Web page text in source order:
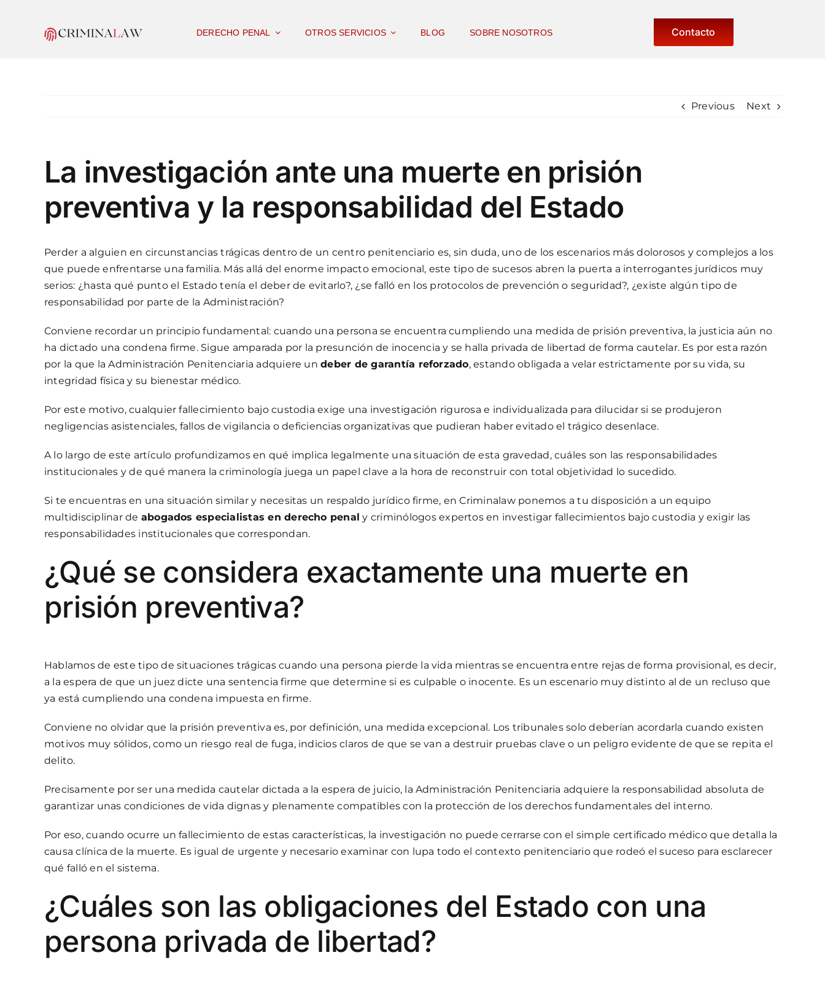
DERECHO PENAL OTROS SERVICIOS BLOG SOBRE NOSOTROS Contacto
Previous Next
La investigación ante una muerte en prisión
preventiva y la responsabilidad del Estado
Perder a alguien en circunstancias trágicas dentro de un centro penitenciario es, sin duda, uno de los escenarios más dolorosos y complejos a los
que puede enfrentarse una familia. Más allá del enorme impacto emocional, este tipo de sucesos abren la puerta a interrogantes jurídicos muy
serios: ¿hasta qué punto el Estado tenía el deber de evitarlo?, ¿se falló en los protocolos de prevención o seguridad?, ¿existe algún tipo de
responsabilidad por parte de la Administración?
Conviene recordar un principio fundamental: cuando una persona se encuentra cumpliendo una medida de prisión preventiva, la justicia aún no
ha dictado una condena firme. Sigue amparada por la presunción de inocencia y se halla privada de libertad de forma cautelar. Es por esta razón
por la que la Administración Penitenciaria adquiere undeber de garantía reforzado, estando obligada a velar estrictamente por su vida, su
integridad física y su bienestar médico.
Por este motivo, cualquier fallecimiento bajo custodia exige una investigación rigurosa e individualizada para dilucidar si se produjeron
negligencias asistenciales, fallos de vigilancia o deficiencias organizativas que pudieran haber evitado el trágico desenlace.
A lo largo de este artículo profundizamos en qué implica legalmente una situación de esta gravedad, cuáles son las responsabilidades
institucionales y de qué manera la criminología juega un papel clave a la hora de reconstruir con total objetividad lo sucedido.
Si te encuentras en una situación similar y necesitas un respaldo jurídico firme, en Criminalaw ponemos a tu disposición a un equipo
multidisciplinar de abogados especialistas en derecho penal y criminólogos expertos en investigar fallecimientos bajo custodia y exigir las
responsabilidades institucionales que correspondan.
¿Qué se considera exactamente una muerte en
prisión preventiva?
Hablamos de este tipo de situaciones trágicas cuando una persona pierde la vida mientras se encuentra entre rejas de forma provisional, es decir,
a la espera de que un juez dicte una sentencia firme que determine si es culpable o inocente. Es un escenario muy distinto al de un recluso que
ya está cumpliendo una condena impuesta en firme.
Conviene no olvidar que la prisión preventiva es, por definición, una medida excepcional. Los tribunales solo deberían acordarla cuando existen
motivos muy sólidos, como un riesgo real de fuga, indicios claros de que se van a destruir pruebas clave o un peligro evidente de que se repita el
delito.
Precisamente por ser una medida cautelar dictada a la espera de juicio, la Administración Penitenciaria adquiere la responsabilidad absoluta de
garantizar unas condiciones de vida dignas y plenamente compatibles con la protección de los derechos fundamentales del interno.
Por eso, cuando ocurre un fallecimiento de estas características, la investigación no puede cerrarse con el simple certificado médico que detalla la
causa clínica de la muerte. Es igual de urgente y necesario examinar con lupa todo el contexto penitenciario que rodeó el suceso para esclarecer
qué falló en el sistema.
¿Cuáles son las obligaciones del Estado con una
persona privada de libertad?